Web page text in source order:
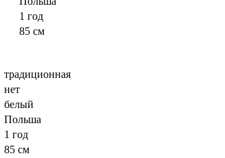
1 год
85 см
традиционная
нет
белый
Польша
1 год
85 см